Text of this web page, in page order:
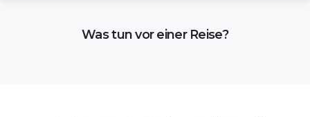
Was tun vor einer Reise?